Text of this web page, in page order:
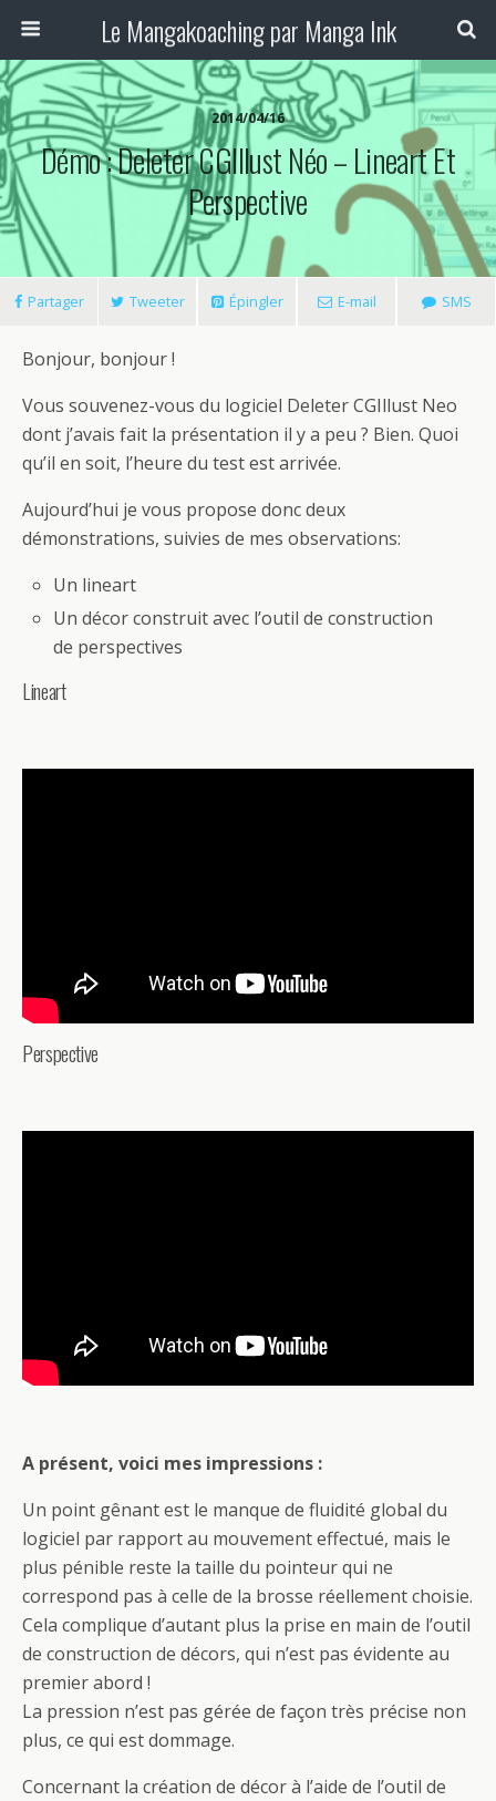
Le Mangakoaching par Manga Ink
2014/04/16
Démo : Deleter CGIllust Néo – Lineart Et
Perspective
Partager Tweeter Épingler E-mail SMS
Bonjour, bonjour !
Vous souvenez-vous du logiciel Deleter CGIllust Neo
dont j’avais fait la présentation il y a peu ? Bien. Quoi
qu’il en soit, l’heure du test est arrivée.
Aujourd’hui je vous propose donc deux
démonstrations, suivies de mes observations:
Un lineart
Un décor construit avec l’outil de construction
de perspectives
Lineart
Perspective
A présent, voici mes impressions :
Un point gênant est le manque de fluidité global du
logiciel par rapport au mouvement effectué, mais le
plus pénible reste la taille du pointeur qui ne
correspond pas à celle de la brosse réellement choisie.
Cela complique d’autant plus la prise en main de l’outil
de construction de décors, qui n’est pas évidente au
premier abord !
La pression n’est pas gérée de façon très précise non
plus, ce qui est dommage.
Concernant la création de décor à l’aide de l’outil de